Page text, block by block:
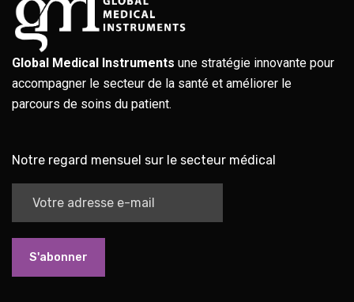
Global Medical Instruments une stratégie innovante pour
accompagner le secteur de la santé et améliorer le
parcours de soins du patient.
Notre regard mensuel sur le secteur médical
S'abonner